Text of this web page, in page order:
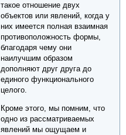
такое отношение двух
объектов или явлений, когда у
них имеется полная взаимная
противоположность формы,
благодаря чему они
наилучшим образом
дополняют друг друга до
единого функционального
целого.
Кроме этого, мы помним, что
одно из рассматриваемых
явлений мы ощущаем и